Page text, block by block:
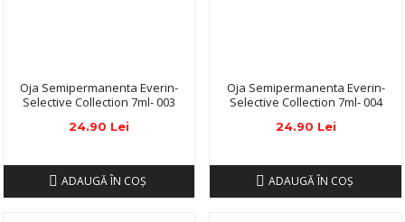
Oja Semipermanenta Everin-
Selective Collection 7ml- 003
24.90 Lei
ADAUGĂ ÎN COŞ
Oja Semipermanenta Everin-
Selective Collection 7ml- 004
24.90 Lei
ADAUGĂ ÎN COŞ